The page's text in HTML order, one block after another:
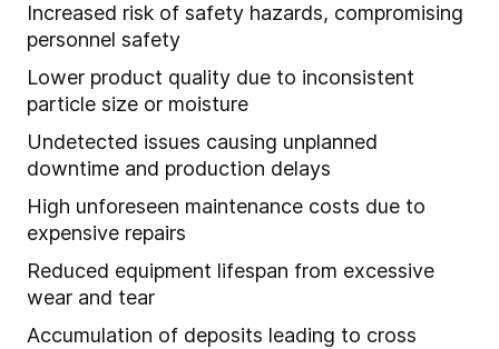
Increased risk of safety hazards, compromising
personnel safety
Lower product quality due to inconsistent
particle size or moisture
Undetected issues causing unplanned
downtime and production delays
High unforeseen maintenance costs due to
expensive repairs
Reduced equipment lifespan from excessive
wear and tear
Accumulation of deposits leading to cross